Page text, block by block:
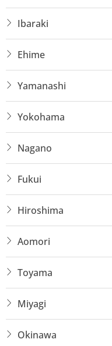
Ibaraki
Ehime
Yamanashi
Yokohama
Nagano
Fukui
Hiroshima
Aomori
Toyama
Miyagi
Okinawa